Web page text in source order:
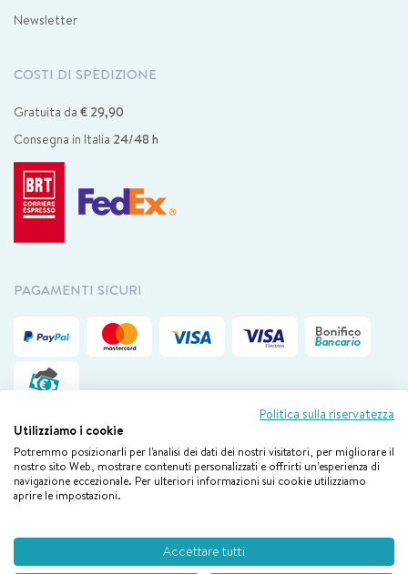
Newsletter
COSTI DI SPEDIZIONE
Gratuita da € 29,90
Consegna in Italia 24/48 h
PAGAMENTI SICURI
Il nostro servizio clienti è disponibile via mail da lunedì a venerdìdalle
09.00 alle 18.00
Boiron © 2026 By E-Tailor – New Works Webtech Srl
P. IVA 02658930132
Politica sulla riservatezza
Utilizziamo i cookie
Potremmo posizionarli per l'analisi dei dati dei nostri visitatori, per migliorare il
nostro sito Web, mostrare contenuti personalizzati e offrirti un'esperienza di
navigazione eccezionale. Per ulteriori informazioni sui cookie utilizziamo
aprire le impostazioni.
Accettare tutti